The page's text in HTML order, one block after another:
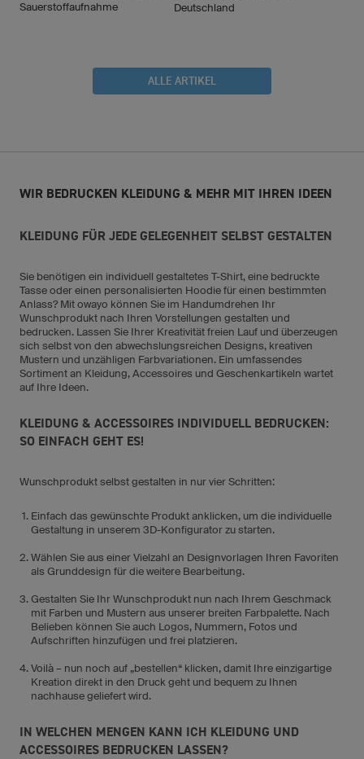
Sauerstoffaufnahme
Deutschland
ALLE ARTIKEL
WIR BEDRUCKEN KLEIDUNG & MEHR MIT IHREN IDEEN
KLEIDUNG FÜR JEDE GELEGENHEIT SELBST GESTALTEN
Sie benötigen ein individuell gestaltetes T-Shirt, eine bedruckte
Tasse oder einen personalisierten Hoodie für einen bestimmten
Anlass? Mit owayo können Sie im Handumdrehen Ihr
Wunschprodukt nach Ihren Vorstellungen gestalten und
bedrucken. Lassen Sie Ihrer Kreativität freien Lauf und überzeugen
sich selbst von den abwechslungsreichen Designs, kreativen
Mustern und unzähligen Farbvariationen. Ein umfassendes
Sortiment an Kleidung, Accessoires und Geschenkartikeln wartet
auf Ihre Ideen.
KLEIDUNG & ACCESSOIRES INDIVIDUELL BEDRUCKEN:
SO EINFACH GEHT ES!
Wunschprodukt selbst gestalten in nur vier Schritten:
Einfach das gewünschte Produkt anklicken, um die individuelle
Gestaltung in unserem 3D-Konfigurator zu starten.
Wählen Sie aus einer Vielzahl an Designvorlagen Ihren Favoriten
als Grunddesign für die weitere Bearbeitung.
Gestalten Sie Ihr Wunschprodukt nun nach Ihrem Geschmack
mit Farben und Mustern aus unserer breiten Farbpalette. Nach
Belieben können Sie auch Logos, Nummern, Fotos und
Aufschriften hinzufügen und frei platzieren.
Voilà – nun noch auf „bestellen“ klicken, damit Ihre einzigartige
Kreation direkt in den Druck geht und bequem zu Ihnen
nachhause geliefert wird.
IN WELCHEN MENGEN KANN ICH KLEIDUNG UND
ACCESSOIRES BEDRUCKEN LASSEN?